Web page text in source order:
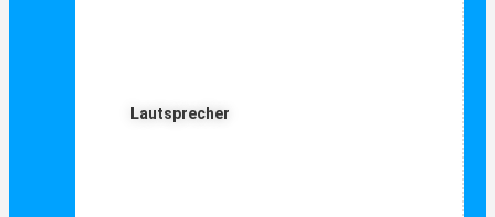
Lautsprecher